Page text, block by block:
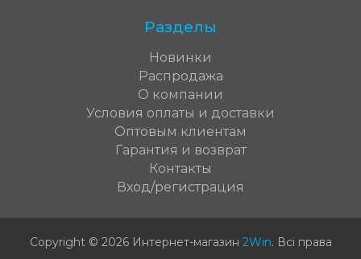
Разделы
Новинки
Распродажа
О компании
Условия оплаты и доставки
Оптовым клиентам
Гарантия и возврат
Контакты
Вход/регистрация
Copyright © 2026 Интернет-магазин 2Win. Всі права